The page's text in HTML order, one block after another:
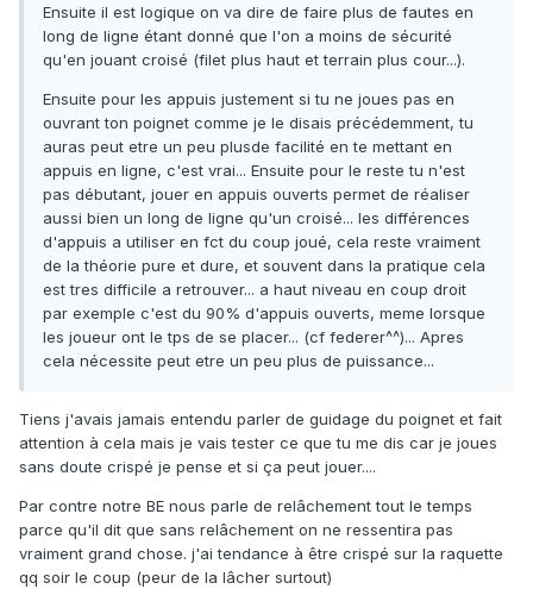
Ensuite il est logique on va dire de faire plus de fautes en
long de ligne étant donné que l'on a moins de sécurité
qu'en jouant croisé (filet plus haut et terrain plus cour...).
Ensuite pour les appuis justement si tu ne joues pas en
ouvrant ton poignet comme je le disais précédemment, tu
auras peut etre un peu plusde facilité en te mettant en
appuis en ligne, c'est vrai... Ensuite pour le reste tu n'est
pas débutant, jouer en appuis ouverts permet de réaliser
aussi bien un long de ligne qu'un croisé... les différences
d'appuis a utiliser en fct du coup joué, cela reste vraiment
de la théorie pure et dure, et souvent dans la pratique cela
est tres difficile a retrouver... a haut niveau en coup droit
par exemple c'est du 90% d'appuis ouverts, meme lorsque
les joueur ont le tps de se placer... (cf federer^^)... Apres
cela nécessite peut etre un peu plus de puissance...
Tiens j'avais jamais entendu parler de guidage du poignet et fait
attention à cela mais je vais tester ce que tu me dis car je joues
sans doute crispé je pense et si ça peut jouer....
Par contre notre BE nous parle de relâchement tout le temps
parce qu'il dit que sans relâchement on ne ressentira pas
vraiment grand chose. j'ai tendance à être crispé sur la raquette
qq soir le coup (peur de la lâcher surtout)